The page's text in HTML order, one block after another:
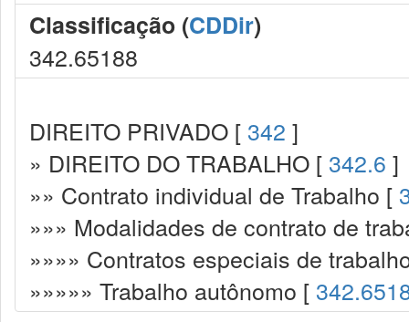
Classificação (CDDir)
342.65188
DIREITO PRIVADO [ 342 ]
» DIREITO DO TRABALHO [ 342.6 ]
»» Contrato individual de Trabalho [
»»» Modalidades de contrato de
»»»» Contratos especiais de
»»»»» Trabalho autônomo [